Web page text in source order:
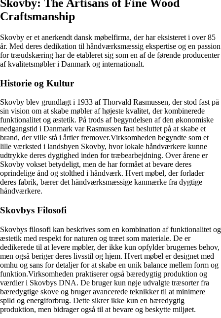
Skovby: The Artisans of Fine Wood
Craftsmanship
Skovby er et anerkendt dansk møbelfirma, der har eksisteret i over 85
år. Med deres dedikation til håndværksmæssig ekspertise og en passion
for træudskæring har de etableret sig som en af ​​de førende producenter
af kvalitetsmøbler i Danmark og internationalt.
Historie og Kultur
Skovby blev grundlagt i 1933 af Thorvald Rasmussen, der stod fast på
sin vision om at skabe møbler af højeste kvalitet, der kombinerede
funktionalitet og æstetik. På trods af begyndelsen af ​​den økonomiske
nedgangstid i Danmark var Rasmussen fast besluttet på at skabe et
brand, der ville stå i årtier fremover.Virksomheden begyndte som et
lille værksted i landsbyen Skovby, hvor lokale håndværkere kunne
udtrykke deres dygtighed inden for træbearbejdning. Over årene er
Skovby vokset betydeligt, men de har formået at bevare deres
oprindelige ånd og stolthed i håndværk. Hvert møbel, der forlader
deres fabrik, bærer det håndværksmæssige kanmærke fra dygtige
håndværkere.
Skovbys Filosofi
Skovbys filosofi kan beskrives som en kombination af funktionalitet og
æstetik med respekt for naturen og træet som materiale. De er
dedikerede til at levere møbler, der ikke kun opfylder brugernes behov,
men også beriger deres livsstil og hjem. Hvert møbel er designet med
omhu og sans for detaljer for at skabe en unik balance mellem form og
funktion.Virksomheden praktiserer også bæredygtig produktion og
værdier i Skovbys DNA. De bruger kun nøje udvalgte træsorter fra
bæredygtige skove og bruger avancerede teknikker til at minimere
spild og energiforbrug. Dette sikrer ikke kun en bæredygtig
produktion, men bidrager også til at bevare og beskytte miljøet.